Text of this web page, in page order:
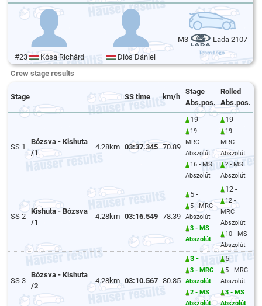
#23 Kósa Richárd Diós Dániel
M3 Lada 2107
Crew stage results
Stage SS time km/h
Stage
Abs.pos.
Rolled
Abs.pos.
SS 1
Bózsva - Kishuta
/1
4.28km 03:37.345 70.89
19 -
19 -
MRC
Abszolút
16 - MS
Abszolút
19 -
19 -
MRC
Abszolút
? - MS
Abszolút
SS 2
Kishuta - Bózsva
/1
4.28km 03:16.549 78.39
5 -
5 - MRC
Abszolút
3 - MS
Abszolút
12 -
12 -
MRC
Abszolút
10 - MS
Abszolút
SS 3
Bózsva - Kishuta
/2
4.28km 03:10.567 80.85
3 -
3 - MRC
Abszolút
2 - MS
Abszolút
5 -
5 - MRC
Abszolút
3 - MS
Abszolút